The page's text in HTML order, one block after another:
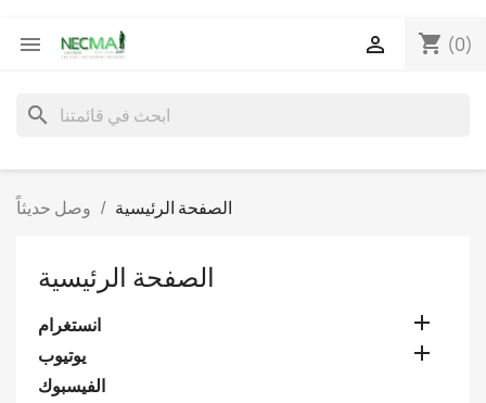
 shopping_cart (0)

search
الصفحة الرئيسية وصل حديثاً
الصفحة الرئيسية
انستغرام 
يوتيوب 
الفيسبوك